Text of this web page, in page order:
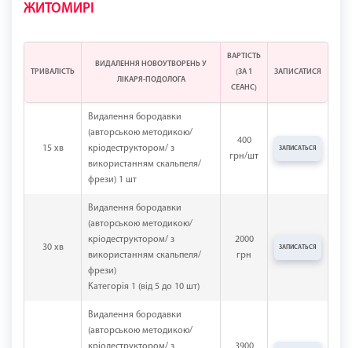
ЖИТОМИРІ
15 хв
Видалення бородавки
(авторською методикою/
кріодеструктором/ з
використанням скальпеля/
фрези) 1 шт
400
грн/шт
ЗАПИСАТЬСЯ
30 хв
Видалення бородавки
(авторською методикою/
кріодеструктором/ з
використанням скальпеля/
фрези)
Категорія 1 (від 5 до 10 шт)
2000
грн
ЗАПИСАТЬСЯ
Видалення бородавки
(авторською методикою/
ТРИВАЛІСТЬ
ВИДАЛЕННЯ НОВОУТВОРЕНЬ У
ЛІКАРЯ-ПОДОЛОГА
ВАРТІСТЬ
(ЗА 1
СЕАНС)
ЗАПИСАТИСЯ